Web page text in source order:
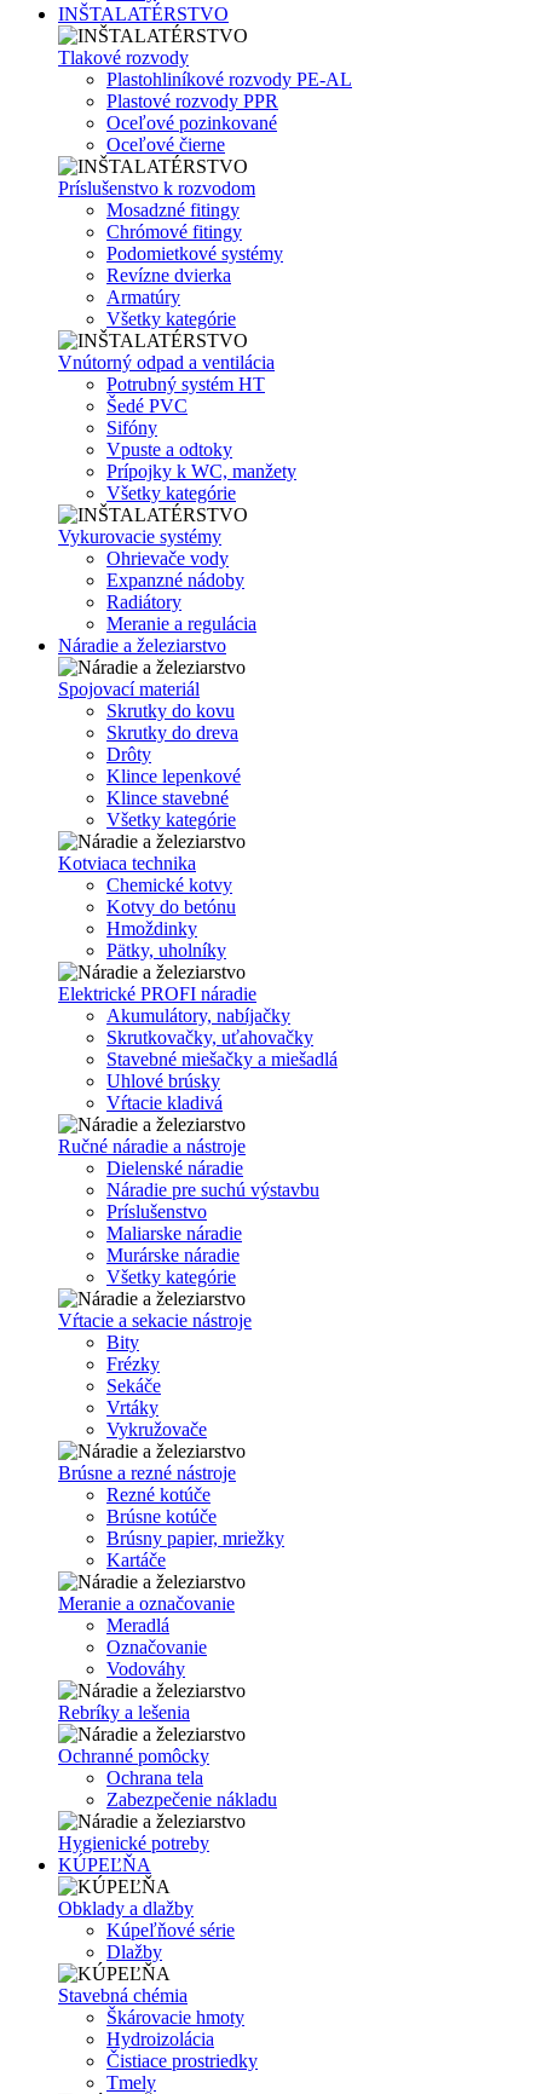
INŠTALATÉRSTVO
Tlakové rozvody
Plastohliníkové rozvody PE-AL
Plastové rozvody PPR
Oceľové pozinkované
Oceľové čierne
Príslušenstvo k rozvodom
Mosadzné fitingy
Chrómové fitingy
Podomietkové systémy
Revízne dvierka
Armatúry
Všetky kategórie
Vnútorný odpad a ventilácia
Potrubný systém HT
Šedé PVC
Sifóny
Vpuste a odtoky
Prípojky k WC, manžety
Všetky kategórie
Vykurovacie systémy
Ohrievače vody
Expanzné nádoby
Radiátory
Meranie a regulácia
Náradie a železiarstvo
Spojovací materiál
Skrutky do kovu
Skrutky do dreva
Drôty
Klince lepenkové
Klince stavebné
Všetky kategórie
Kotviaca technika
Chemické kotvy
Kotvy do betónu
Hmoždinky
Pätky, uholníky
Elektrické PROFI náradie
Akumulátory, nabíjačky
Skrutkovačky, uťahovačky
Stavebné miešačky a miešadlá
Uhlové brúsky
Vŕtacie kladivá
Ručné náradie a nástroje
Dielenské náradie
Náradie pre suchú výstavbu
Príslušenstvo
Maliarske náradie
Murárske náradie
Všetky kategórie
Vŕtacie a sekacie nástroje
Bity
Frézky
Sekáče
Vrtáky
Vykružovače
Brúsne a rezné nástroje
Rezné kotúče
Brúsne kotúče
Brúsny papier, mriežky
Kartáče
Meranie a označovanie
Meradlá
Označovanie
Vodováhy
Rebríky a lešenia
Ochranné pomôcky
Ochrana tela
Zabezpečenie nákladu
Hygienické potreby
KÚPEĽŇA
Obklady a dlažby
Kúpeľňové série
Dlažby
Stavebná chémia
Škárovacie hmoty
Hydroizolácia
Čistiace prostriedky
Tmely